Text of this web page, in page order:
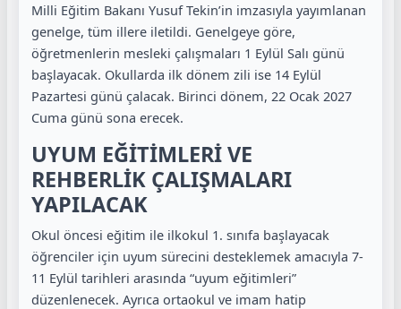
Milli Eğitim Bakanı Yusuf Tekin’in imzasıyla yayımlanan
genelge, tüm illere iletildi. Genelgeye göre,
öğretmenlerin mesleki çalışmaları 1 Eylül Salı günü
başlayacak. Okullarda ilk dönem zili ise 14 Eylül
Pazartesi günü çalacak. Birinci dönem, 22 Ocak 2027
Cuma günü sona erecek.
UYUM EĞİTİMLERİ VE
REHBERLİK ÇALIŞMALARI
YAPILACAK
Okul öncesi eğitim ile ilkokul 1. sınıfa başlayacak
öğrenciler için uyum sürecini desteklemek amacıyla 7-
11 Eylül tarihleri arasında “uyum eğitimleri”
düzenlenecek. Ayrıca ortaokul ve imam hatip